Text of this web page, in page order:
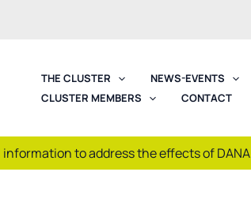
THE CLUSTER NEWS-EVENTS
CLUSTER MEMBERS
CONTACT
information to address the effects of DANA